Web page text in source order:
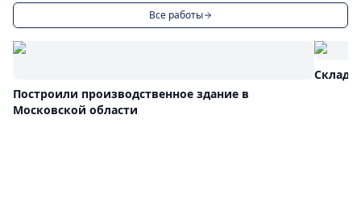
Все работы
Построили производственное здание в
Московской области